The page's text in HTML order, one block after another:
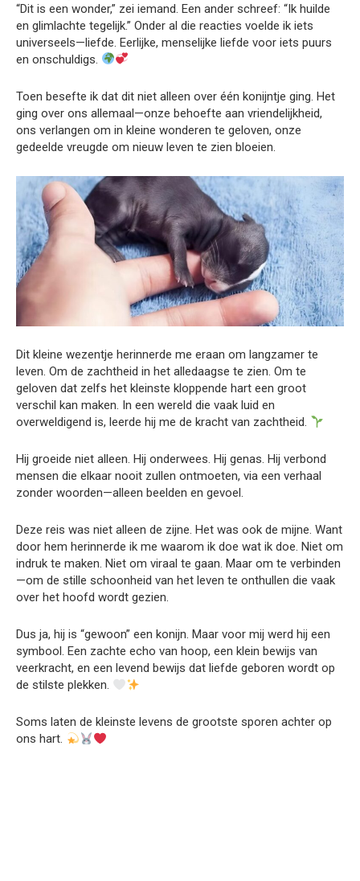
“Dit is een wonder,” zei iemand. Een ander schreef: “Ik huilde
en glimlachte tegelijk.” Onder al die reacties voelde ik iets
universeels—liefde. Eerlijke, menselijke liefde voor iets puurs
en onschuldigs.
Toen besefte ik dat dit niet alleen over één konijntje ging. Het
ging over ons allemaal—onze behoefte aan vriendelijkheid,
ons verlangen om in kleine wonderen te geloven, onze
gedeelde vreugde om nieuw leven te zien bloeien.
Dit kleine wezentje herinnerde me eraan om langzamer te
leven. Om de zachtheid in het alledaagse te zien. Om te
geloven dat zelfs het kleinste kloppende hart een groot
verschil kan maken. In een wereld die vaak luid en
overweldigend is, leerde hij me de kracht van zachtheid.
Hij groeide niet alleen. Hij onderwees. Hij genas. Hij verbond
mensen die elkaar nooit zullen ontmoeten, via een verhaal
zonder woorden—alleen beelden en gevoel.
Deze reis was niet alleen de zijne. Het was ook de mijne. Want
door hem herinnerde ik me waarom ik doe wat ik doe. Niet om
indruk te maken. Niet om viraal te gaan. Maar om te verbinden
—om de stille schoonheid van het leven te onthullen die vaak
over het hoofd wordt gezien.
Dus ja, hij is “gewoon” een konijn. Maar voor mij werd hij een
symbool. Een zachte echo van hoop, een klein bewijs van
veerkracht, en een levend bewijs dat liefde geboren wordt op
de stilste plekken.
Soms laten de kleinste levens de grootste sporen achter op
ons hart.